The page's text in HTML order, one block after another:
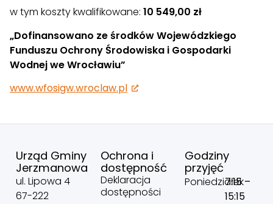
w tym koszty kwalifikowane: 10 549,00 zł
„Dofinansowano ze środków Wojewódzkiego
Funduszu Ochrony Środowiska i Gospodarki
Wodnej we Wrocławiu”
www.wfosigw.wroclaw.pl
Urząd Gminy
Jerzmanowa
ul. Lipowa 4
67-222
Ochrona i
dostępność
Deklaracja
dostępności
Godziny
przyjęć
Poniedziałek
7:15 –
15:15